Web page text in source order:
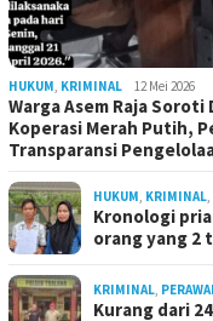
HUKUM KRIMINAL 12 Mei 2026
Warga Asem Raja
Koperasi Merah Putih,
Transparansi
HUKUM KRIMINAL
Kronologi
orang yang 2
KRIMINAL
Kurang dari